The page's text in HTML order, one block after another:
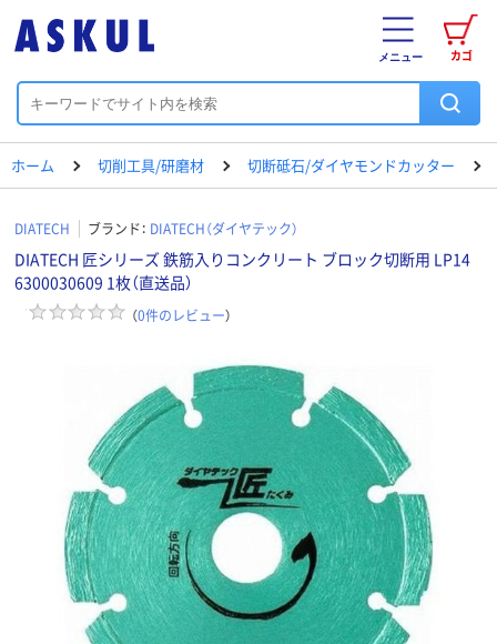
カゴ
メニュー
ホーム 切削工具/研磨材 切断砥石/ダイヤモンドカッター
DIATECH ブランド： DIATECH（ダイヤテック）
DIATECH 匠シリーズ 鉄筋入りコンクリート ブロック切断用 LP14
6300030609 1枚（直送品）
（0件のレビュー）